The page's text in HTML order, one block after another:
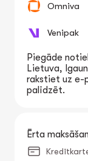
Omniva
Venipak
Piegāde
Lietuva,
rakstiet uz e-
palīdzēt.
Ērta